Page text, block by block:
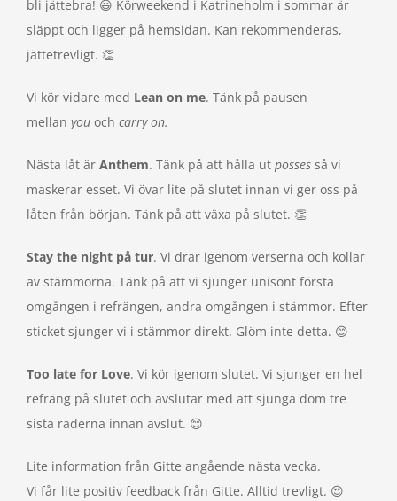
bli jättebra! 😃 Körweekend i Katrineholm i sommar är
släppt och ligger på hemsidan. Kan rekommenderas,
jättetrevligt. 👏
Vi kör vidare med Lean on me. Tänk på pausen
mellan you och carry on.
Nästa låt är Anthem. Tänk på att hålla ut posses så vi
maskerar esset. Vi övar lite på slutet innan vi ger oss på
låten från början. Tänk på att växa på slutet. 👏
Stay the night på tur. Vi drar igenom verserna och kollar
av stämmorna. Tänk på att vi sjunger unisont första
omgången i refrängen, andra omgången i stämmor. Efter
sticket sjunger vi i stämmor direkt. Glöm inte detta. 😊
Too late for Love. Vi kör igenom slutet. Vi sjunger en hel
refräng på slutet och avslutar med att sjunga dom tre
sista raderna innan avslut. 😊
Lite information från Gitte angående nästa vecka.
Vi får lite positiv feedback från Gitte. Alltid trevligt. 😍